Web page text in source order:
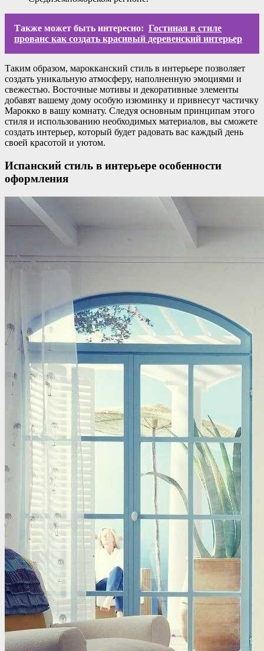
Также может быть интересно: Гостиная в стиле
прованс как создать красивый деревенский интерьер
Таким образом, марокканский стиль в интерьере позволяет
создать уникальную атмосферу, наполненную эмоциями и
свежестью. Восточные мотивы и декоративные элементы
добавят вашему дому особую изюминку и привнесут частичку
Марокко в вашу комнату. Следуя основным принципам этого
стиля и использованию необходимых материалов, вы сможете
создать интерьер, который будет радовать вас каждый день
своей красотой и уютом.
Испанский стиль в интерьере особенности
оформления